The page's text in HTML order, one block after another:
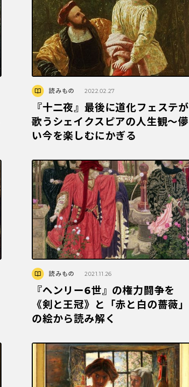
読みもの 2022.02.27
『十二夜』最後に道化フェステが
歌うシェイクスピアの人生観〜儚
い今を楽しむにかぎる
読みもの 2021.11.26
『ヘンリー6世』の権力闘争を
《剣と王冠》と「赤と白の薔薇」
の絵から読み解く